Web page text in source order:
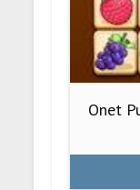
Onet